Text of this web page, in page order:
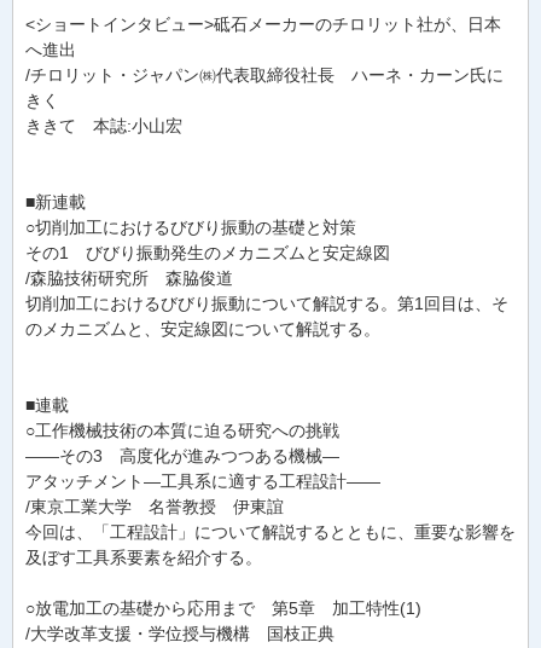
<ショートインタビュー>砥石メーカーのチロリット社が、日本
へ進出
/チロリット・ジャパン㈱代表取締役社長 ハーネ・カーン氏に
きく
ききて 本誌:小山宏
■新連載
○切削加工におけるびびり振動の基礎と対策
その1 びびり振動発生のメカニズムと安定線図
/森脇技術研究所 森脇俊道
切削加工におけるびびり振動について解説する。第1回目は、そ
のメカニズムと、安定線図について解説する。
■連載
○工作機械技術の本質に迫る研究への挑戦
——その3 高度化が進みつつある機械—
アタッチメント—工具系に適する工程設計——
/東京工業大学 名誉教授 伊東誼
今回は、「工程設計」について解説するとともに、重要な影響を
及ぼす工具系要素を紹介する。
○放電加工の基礎から応用まで 第5章 加工特性(1)
/大学改革支援・学位授与機構 国枝正典